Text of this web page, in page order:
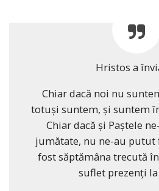
Hristos a
Chiar dacă noi nu
totuși suntem, și suntem
Chiar dacă și Paștele
jumătate, nu ne-au putut
fost săptămâna trecută
suflet prezenți